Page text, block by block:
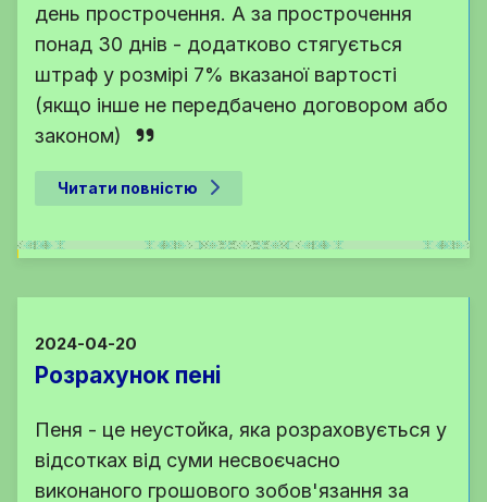
день прострочення. А за прострочення
понад 30 днів - додатково стягується
штраф у розмірі 7% вказаної вартості
(якщо інше не передбачено договором або
законом)
Читати повністю
2024-04-20
Розрахунок пені
Пеня - це неустойка, яка розраховується у
відсотках від суми несвоєчасно
виконаного грошового зобов'язання за